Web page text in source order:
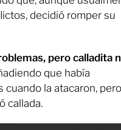
decidió romper su
pero calladita
que había
cuando la atacaron, pero
callada.